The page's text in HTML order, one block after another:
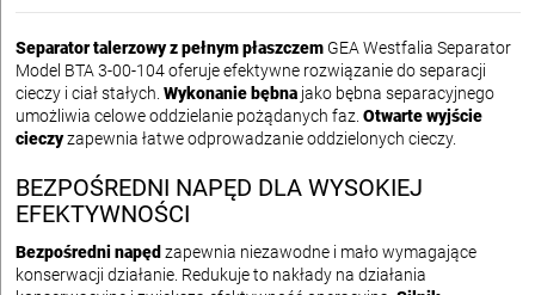
Separator talerzowy z pełnym płaszczem GEA Westfalia Separator
Model BTA 3-00-104 oferuje efektywne rozwiązanie do separacji
cieczy i ciał stałych. Wykonanie bębna jako bębna separacyjnego
umożliwia celowe oddzielanie pożądanych faz. Otwarte wyjście
cieczyzapewnia łatwe odprowadzanie oddzielonych cieczy.
BEZPOŚREDNI NAPĘD DLA WYSOKIEJ
EFEKTYWNOŚCI
Bezpośredni napęd zapewnia niezawodne i mało wymagające
konserwacji działanie. Redukuje to nakłady na działania